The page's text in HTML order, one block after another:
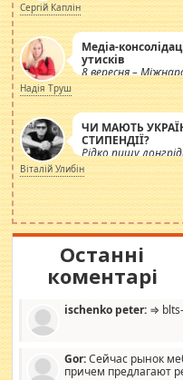
Сергій Каплін
Медіа-
утисків
8 вересня –
журналістів.
Надія Труш
ЧИ МАЮТЬ
СТИПЕНДІЇ?
Рідко пишу
просто дістало!
навколо
роздувається ще
Віталій Улибін
Останні
коментарі
ischenko peter: ⇒
Gor:Сейчас рынок
причем предлагают